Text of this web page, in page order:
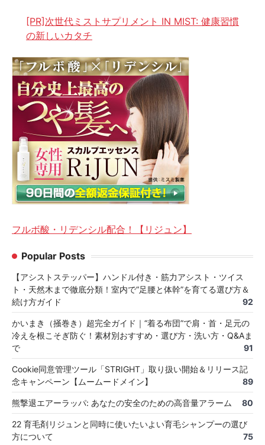
[PR]次世代ミストサプリメント IN MIST: 健康習慣
の新しいカタチ
フルボ酸・リデンシル配合！【リジュン】
Popular Posts
【アシストステッパー】ハンドル付き・筋力アシスト・ツイス
ト・天然木まで徹底分類！室内で“足腰と体幹”を育てる選び方＆
続け方ガイド
92
かいまき（掻巻き）超完全ガイド｜“着る布団”で肩・首・足元の
冷えを根こそぎ防ぐ！素材別おすすめ・選び方・洗い方・Q&Aま
で
91
Cookie同意管理ツール「STRIGHT」取り扱い開始＆リリース記
念キャンペーン【ムームードメイン】
89
熊撃退エアーラッパ: あなたの安全のための高音量アラーム 80
22 育毛剤リジュンと同時に使いたいよい育毛シャンプーの選び
方について
75